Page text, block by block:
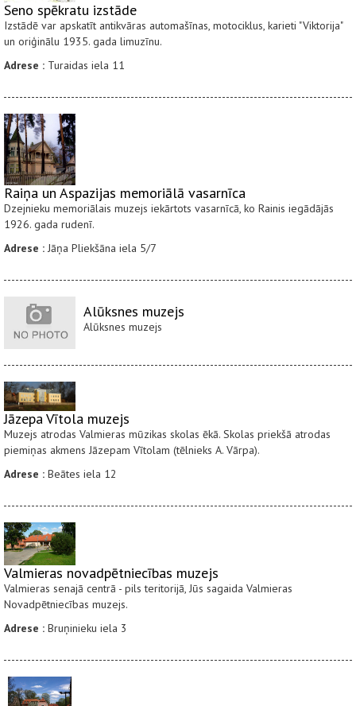
Seno spēkratu izstāde
Izstādē var apskatīt antikvāras automašīnas, motociklus, karieti "Viktorija"
un oriģinālu 1935. gada limuzīnu.
Adrese : Turaidas iela 11
Raiņa un Aspazijas memoriālā vasarnīca
Dzejnieku memoriālais muzejs iekārtots vasarnīcā, ko Rainis iegādājās
1926. gada rudenī.
Adrese : Jāņa Pliekšāna iela 5/7
Alūksnes muzejs
Alūksnes muzejs
Jāzepa Vītola muzejs
Muzejs atrodas Valmieras mūzikas skolas ēkā. Skolas priekšā atrodas
piemiņas akmens Jāzepam Vītolam (tēlnieks A. Vārpa).
Adrese : Beātes iela 12
Valmieras novadpētniecības muzejs
Valmieras senajā centrā - pils teritorijā, Jūs sagaida Valmieras
Novadpētniecības muzejs.
Adrese : Bruņinieku iela 3